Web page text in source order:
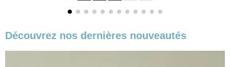
Découvrez nos dernières nouveautés